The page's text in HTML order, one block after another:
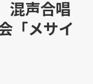
混声合唱
「メサイ